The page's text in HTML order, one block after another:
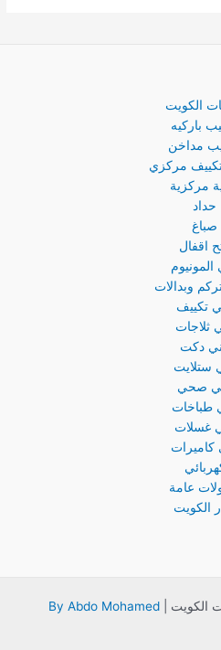
الكويت
باركيه
مداخن
مركزي
مركزية
حداد
صباغ
اقفال
المونيوم
وبدالات
تكييف
ثلاجات
دكت
ستلايت
صحي
طباخات
غسلات
كاميرات
عامة
الكويت
By Abdo Mohamed